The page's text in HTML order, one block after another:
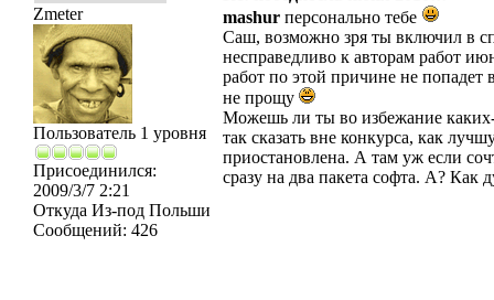
Zmeter
Пользователь 1 уровня
Присоединился:
2009/3/7 2:21
Откуда Из-под Польши
Сообщений: 426
mashur персонально тебе
Саш, возможно зря ты включил в
несправедливо к авторам работ
работ по этой причине не попадет
не прощу
Можешь ли ты во избежание
так сказать вне конкурса, как
приостановлена. А там уж если
сразу на два пакета софта. А? Как